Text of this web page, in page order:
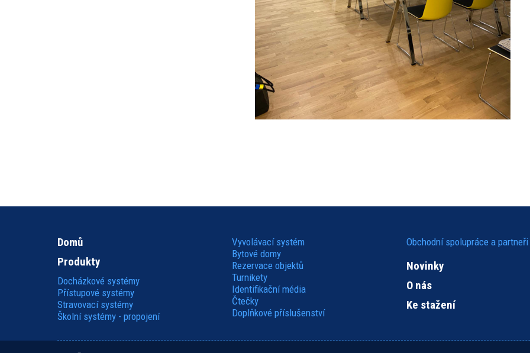
Hlavní
navigace
Domů
Produkty
Docházkové systémy
Přístupové systémy
Stravovací systémy
Školní systémy - propojení
Vyvolávací systém
Bytové domy
Rezervace objektů
Turnikety
Identifikační média
Čtečky
Doplňkové příslušenství
Obchodní spolupráce a partneři
Novinky
O nás
Ke stažení